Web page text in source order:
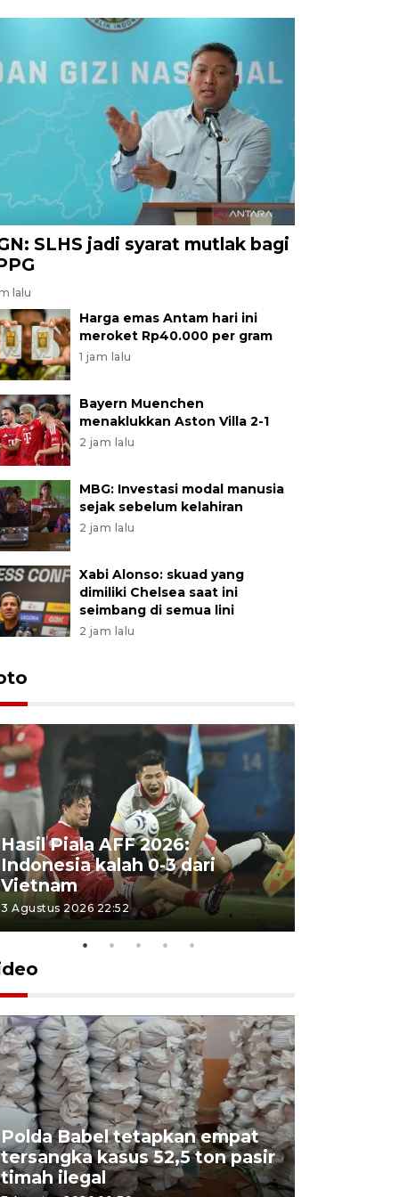
SLHS jadi syarat mutlak bagi
lalu
Harga emas Antam hari ini
meroket Rp40.000 per gram
1 jam lalu
Bayern Muenchen
menaklukkan Aston Villa 2-1
2 jam lalu
MBG: Investasi modal manusia
sejak sebelum kelahiran
2 jam lalu
Xabi Alonso: skuad yang
dimiliki Chelsea saat ini
seimbang di semua lini
2 jam lalu
Hasil Piala AFF 2026:
Indonesia kalah 0-3 dari
Vietnam
3 Agustus 2026 22:52
Polda Babel tetapkan empat
tersangka kasus 52,5 ton pasir
timah ilegal